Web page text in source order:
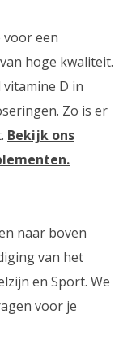
voor een
hoge kwaliteit.
D in
Zo is er
Bekijk ons
naar boven
van het
en Sport. We
voor je